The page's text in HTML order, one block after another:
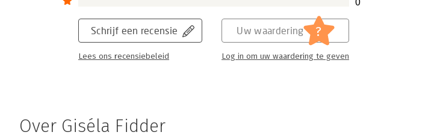
Schrijf een recensie
Lees ons recensiebeleid
Uw waardering ?
Log in om uw waardering te geven
Over Giséla Fidder